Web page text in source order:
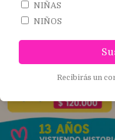
NIÑAS
NIÑOS
Recibirás un